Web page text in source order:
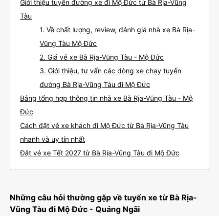
Giới thiệu tuyến đường xe đi Mộ Đức từ Bà Rịa-Vũng
Tàu
1. Về chất lượng, review, đánh giá nhà xe Bà Rịa-
Vũng Tàu Mộ Đức
2. Giá vé xe Bà Rịa-Vũng Tàu - Mộ Đức
3. Giới thiệu, tư vấn các dòng xe chạy tuyến
đường Bà Rịa-Vũng Tàu đi Mộ Đức
Bảng tổng hợp thông tin nhà xe Bà Rịa-Vũng Tàu - Mộ
Đức
Cách đặt vé xe khách đi Mộ Đức từ Bà Rịa-Vũng Tàu
nhanh và uy tín nhất
Đặt vé xe Tết 2027 từ Bà Rịa-Vũng Tàu đi Mộ Đức
Những câu hỏi thường gặp về tuyến xe từ Bà Rịa-
Vũng Tàu đi Mộ Đức - Quảng Ngãi